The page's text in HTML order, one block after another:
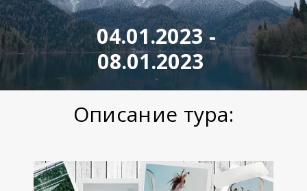
04.01.2023 -
08.01.2023
Описание тура: